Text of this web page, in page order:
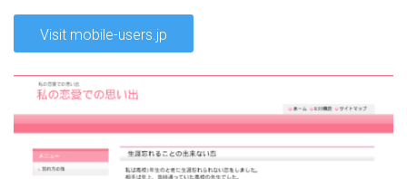
Visit mobile-users.jp